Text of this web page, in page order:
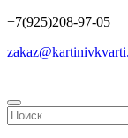
+7(925)208-97-05